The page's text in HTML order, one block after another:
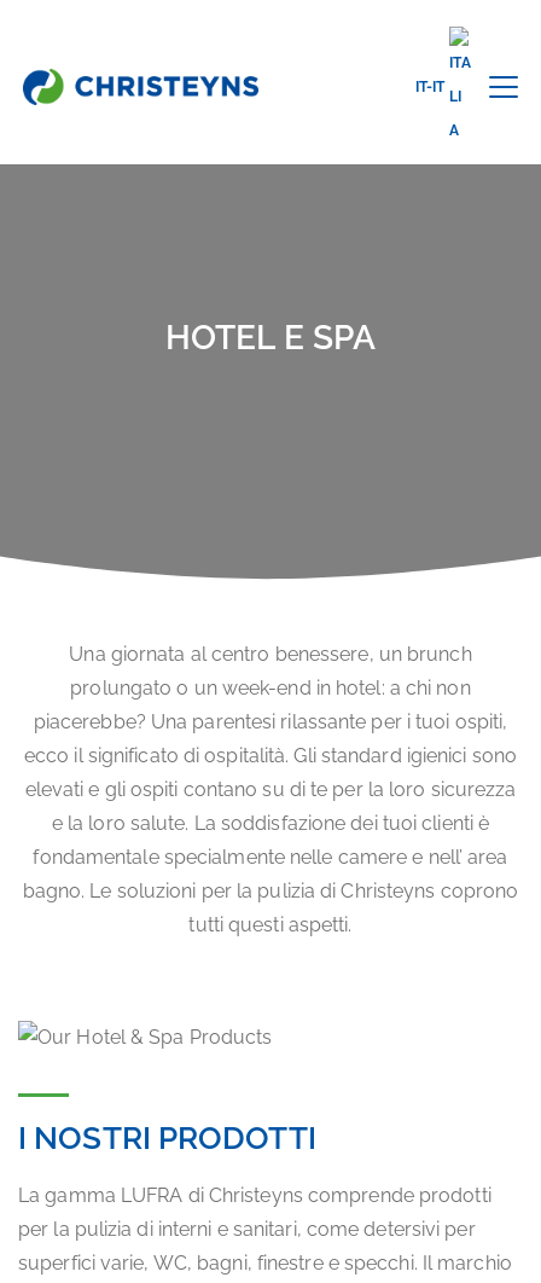
IT-IT
Home
HOTEL E SPA
Una giornata al centro benessere, un brunch
prolungato o un week-end in hotel: a chi non
piacerebbe? Una parentesi rilassante per i tuoi ospiti,
ecco il significato di ospitalità. Gli standard igienici sono
elevati e gli ospiti contano su di te per la loro sicurezza
e la loro salute. La soddisfazione dei tuoi clienti è
fondamentale specialmente nelle camere e nell’ area
bagno. Le soluzioni per la pulizia di Christeyns coprono
tutti questi aspetti.
I NOSTRI PRODOTTI
La gamma LUFRA di Christeyns comprende prodotti
per la pulizia di interni e sanitari, come detersivi per
superfici varie, WC, bagni, finestre e specchi. Il marchio